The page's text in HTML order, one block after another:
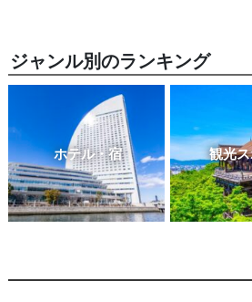
ジャンル別のランキング
ホテル・宿 観光